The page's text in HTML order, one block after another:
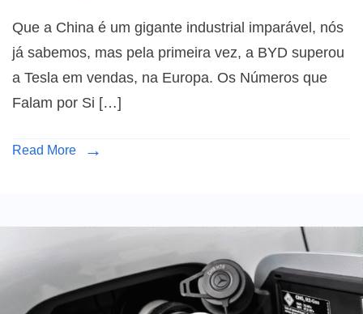
Que a China é um gigante industrial imparável, nós
já sabemos, mas pela primeira vez, a BYD superou
a Tesla em vendas, na Europa. Os Números que
Falam por Si […]
Read More